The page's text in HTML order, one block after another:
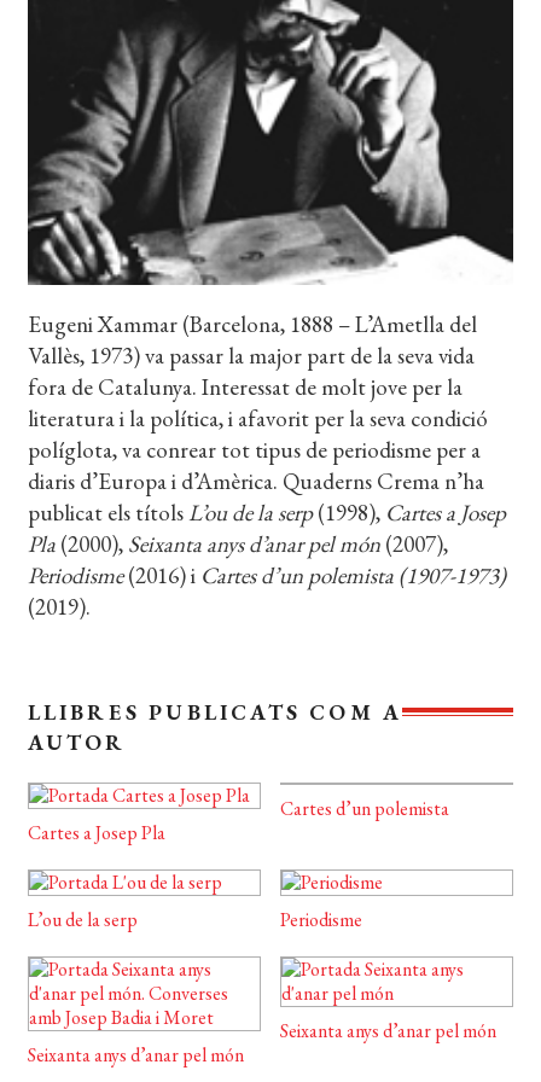
EL MEU COMPTE
CERCAR
WISHLIST
Eugeni Xammar (Barcelona, 1888 – L’Ametlla del
Vallès, 1973) va passar la major part de la seva vida
fora de Catalunya. Interessat de molt jove per la
literatura i la política, i afavorit per la seva condició
políglota, va conrear tot tipus de periodisme per a
diaris d’Europa i d’Amèrica. Quaderns Crema n’ha
publicat els títolsL’ou de la serp(1998), Cartes a Josep
Pla (2000), Seixanta anys d’anar pel món(2007),
Periodisme(2016) i Cartes d’un polemista (1907-1973)
(2019).
LLIBRES PUBLICATS COM A
AUTOR
Cartes a Josep Pla
Cartes d’un polemista
L’ou de la serp Periodisme
Seixanta anys d’anar pel món
Seixanta anys d’anar pel món